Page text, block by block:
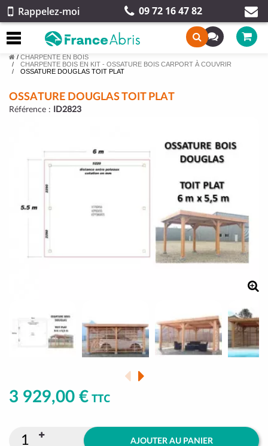
Rappelez-moi 09 72 16 47 82
/ CHARPENTE EN BOIS
CHARPENTE BOIS EN KIT - OSSATURE BOIS CARPORT À COUVRIR
OSSATURE DOUGLAS TOIT PLAT
OSSATURE DOUGLAS TOIT PLAT
Référence : ID2823
3 929,00 € TTC
AJOUTER AU PANIER